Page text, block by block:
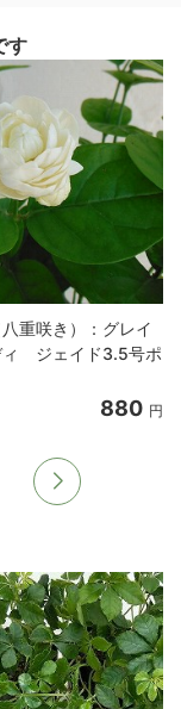
す
重咲き）：グレイ
ィ ジェイド3.5号ポ
880 円